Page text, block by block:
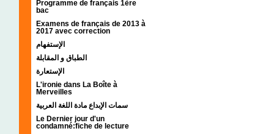
Programme de français 1ère
bac
Examens de français de 2013 à
2017 avec correction
الإستفهام
الطباق و المقابلة
الإستعارة
L'ironie dans La Boîte à
Merveilles
سمات الإبداع مادة اللغة العربية
Le Dernier jour d'un
condamné:fiche de lecture